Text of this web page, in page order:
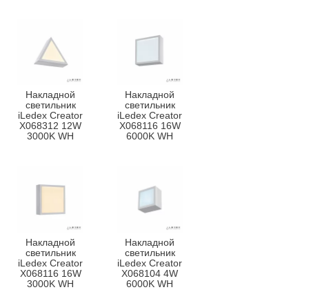
Накладной
светильник
iLedex Creator
X068312 12W
3000K WH
Накладной
светильник
iLedex Creator
X068116 16W
6000K WH
Накладной
светильник
iLedex Creator
X068116 16W
3000K WH
Накладной
светильник
iLedex Creator
X068104 4W
6000K WH